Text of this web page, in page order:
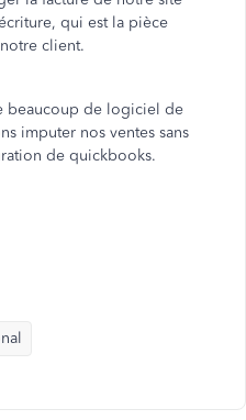
qui est la pièce
client.
beaucoup de logiciel de
imputer nos ventes sans
de quickbooks.